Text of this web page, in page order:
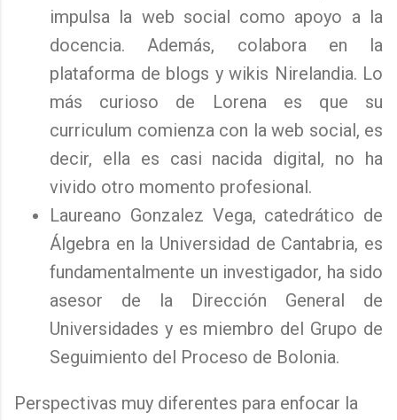
impulsa la web social como apoyo a la
docencia. Además, colabora en la
plataforma de blogs y wikis Nirelandia. Lo
más curioso de Lorena es que su
curriculum comienza con la web social, es
decir, ella es casi nacida digital, no ha
vivido otro momento profesional.
Laureano Gonzalez Vega, catedrático de
Álgebra en la Universidad de Cantabria, es
fundamentalmente un investigador, ha sido
asesor de la Dirección General de
Universidades y es miembro del Grupo de
Seguimiento del Proceso de Bolonia.
Perspectivas muy diferentes para enfocar la